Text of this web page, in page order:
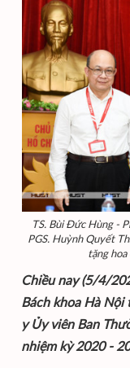
TS. Bùi Đức Hùng -
PGS. Huỳnh Quyết
tặng hoa
Chiều nay (5/4/
Bách khoa Hà Nội
y Ủy viên Ban
nhiệm kỳ 2020 -